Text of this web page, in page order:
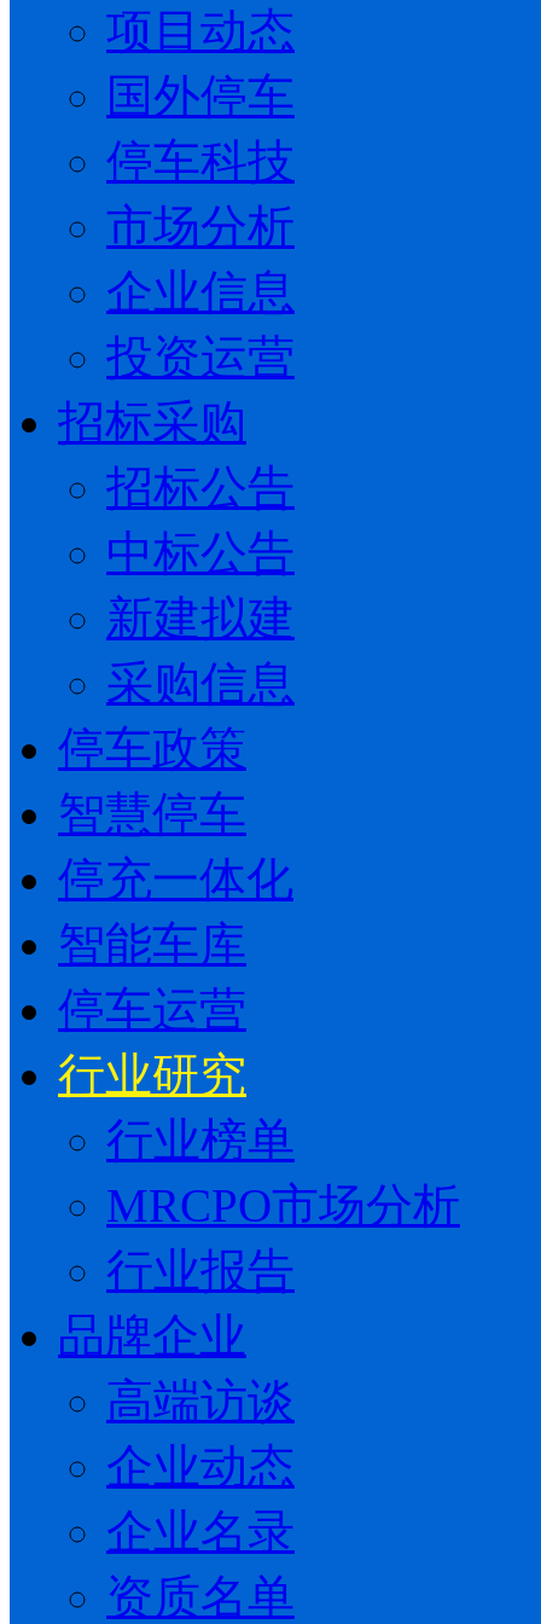
项目动态
国外停车
停车科技
市场分析
企业信息
投资运营
招标采购
招标公告
中标公告
新建拟建
采购信息
停车政策
智慧停车
停充一体化
智能车库
停车运营
行业研究
行业榜单
MRCPO市场分析
行业报告
品牌企业
高端访谈
企业动态
企业名录
资质名单